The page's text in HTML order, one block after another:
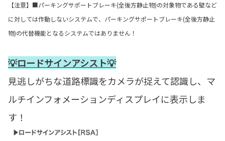
【注意】■パーキングサポートブレーキ(全後方静止物)の対象物である壁など
に対しては作動しないシステムで、パーキングサポートブレーキ(全後方静止
物)の代替機能となるシステムではありません！
💡ロードサインアシスト💡
見逃しがちな道路標識をカメラが捉えて認識し、マ
ルチインフォメーションディスプレイに表示しま
す！